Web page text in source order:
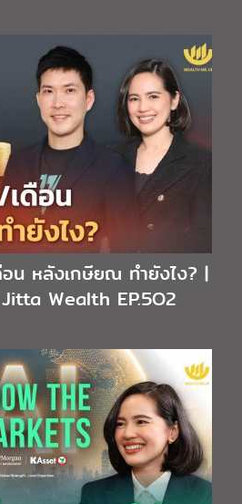
น หลังเกษียณ ทำยังไง? |
Wealth EP.5O2